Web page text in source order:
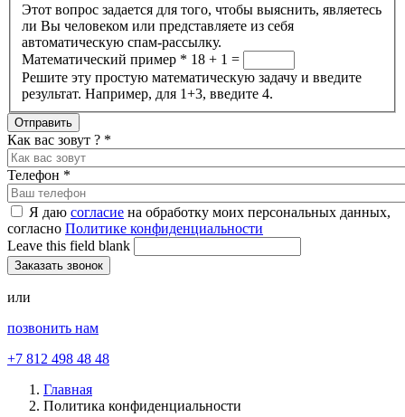
Этот вопрос задается для того, чтобы выяснить, являетесь
ли Вы человеком или представляете из себя
автоматическую спам-рассылку.
Математический пример * 18 + 1 =
Решите эту простую математическую задачу и введите
результат. Например, для 1+3, введите 4.
Как вас зовут ? *
Телефон *
Я даю согласие на обработку моих персональных данных,
согласно Политике конфиденциальности
Leave this field blank
или
позвонить нам
+7 812 498 48 48
Главная
Политика конфиденциальности